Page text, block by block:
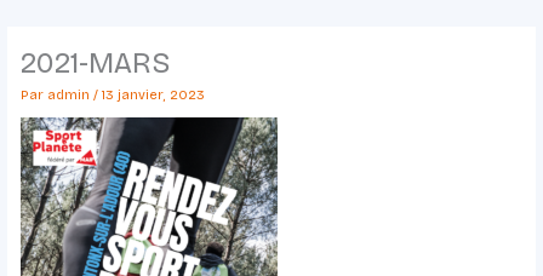
2021-MARS
Par admin / 13 janvier, 2023